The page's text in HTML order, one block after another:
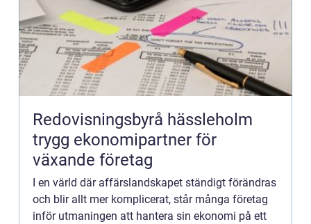
Redovisningsbyrå hässleholm
trygg ekonomipartner för
växande företag
I en värld där affärslandskapet ständigt förändras
och blir allt mer komplicerat, står många företag
inför utmaningen att hantera sin ekonomi på ett